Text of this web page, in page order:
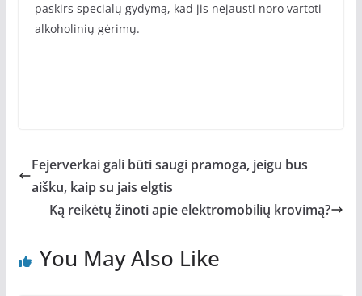
paskirs specialų gydymą, kad jis nejausti noro vartoti
alkoholinių gėrimų.
Fejerverkai gali būti saugi pramoga, jeigu bus
aišku, kaip su jais elgtis
Ką reikėtų žinoti apie elektromobilių krovimą?
You May Also Like